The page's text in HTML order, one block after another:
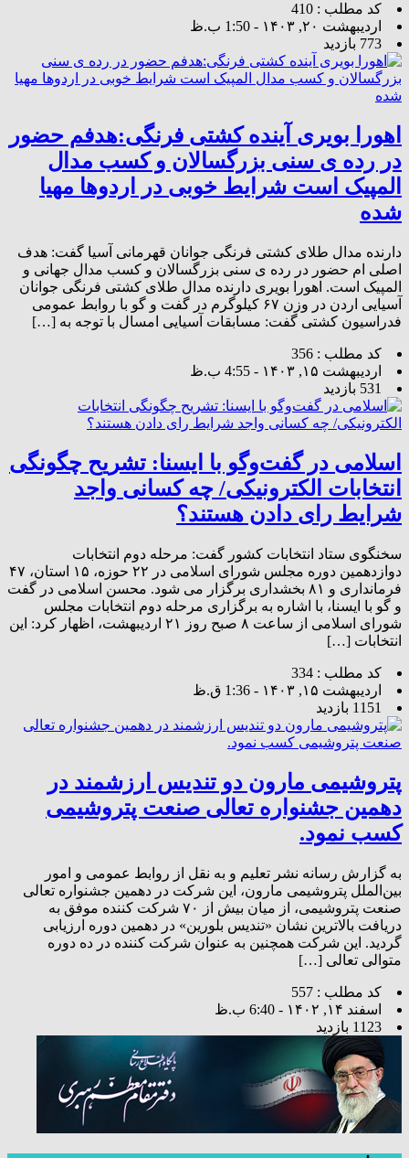
کد مطلب : 410
اردیبهشت ۲۰, ۱۴۰۳ - 1:50 ب.ظ
773 بازدید
اهورا بویری آینده کشتی فرنگی:هدفم حضور
در رده ی سنی بزرگسالان و کسب مدال
المپیک است شرایط خوبی در اردوها مهیا
شده
دارنده مدال طلای کشتی فرنگی جوانان قهرمانی آسیا گفت: هدف
اصلی ام حضور در رده ی سنی بزرگسالان و کسب مدال جهانی و
المپیک است. اهورا بویری دارنده مدال طلای کشتی فرنگی جوانان
آسیایی اردن در وزن ۶۷ کیلوگرم در گفت و گو با روابط عمومی
فدراسیون کشتی گفت: مسابقات آسیایی امسال با توجه به […]
کد مطلب : 356
اردیبهشت ۱۵, ۱۴۰۳ - 4:55 ب.ظ
531 بازدید
اسلامی در گفت‌وگو با ایسنا: تشریح چگونگی
انتخابات الکترونیکی/ چه کسانی واجد
شرایط رای دادن هستند؟
سخنگوی ستاد انتخابات کشور گفت: مرحله دوم انتخابات
دوازدهمین دوره مجلس شورای اسلامی در ۲۲ حوزه، ۱۵ استان، ۴۷
فرمانداری و ۸۱ بخشداری برگزار می شود. محسن اسلامی در گفت
و گو با ایسنا، با اشاره به برگزاری مرحله دوم انتخابات مجلس
شورای اسلامی از ساعت ۸ صبح روز ۲۱ اردیبهشت، اظهار کرد: این
انتخابات […]
کد مطلب : 334
اردیبهشت ۱۵, ۱۴۰۳ - 1:36 ق.ظ
1151 بازدید
پتروشیمی مارون دو تندیس ارزشمند در
دهمین جشنواره تعالی صنعت پتروشیمی
کسب نمود.
به گزارش رسانه نشر تعلیم و به نقل از روابط عمومی و امور
بین‌الملل پتروشیمی مارون، این شرکت در دهمین جشنواره تعالی
صنعت پتروشیمی، از میان بیش از ۷۰ شرکت کننده موفق به
دریافت بالاترین نشان «تندیس بلورین» در دهمین دوره ارزیابی
گردید. این شرکت همچنین به عنوان شرکت کننده در ده دوره
متوالی تعالی […]
کد مطلب : 557
اسفند ۱۴, ۱۴۰۲ - 6:40 ب.ظ
1123 بازدید